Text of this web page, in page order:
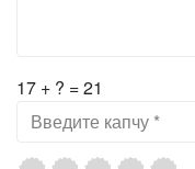
17 + ? = 21